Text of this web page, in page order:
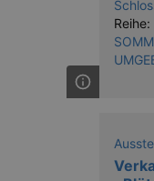
Reihe: